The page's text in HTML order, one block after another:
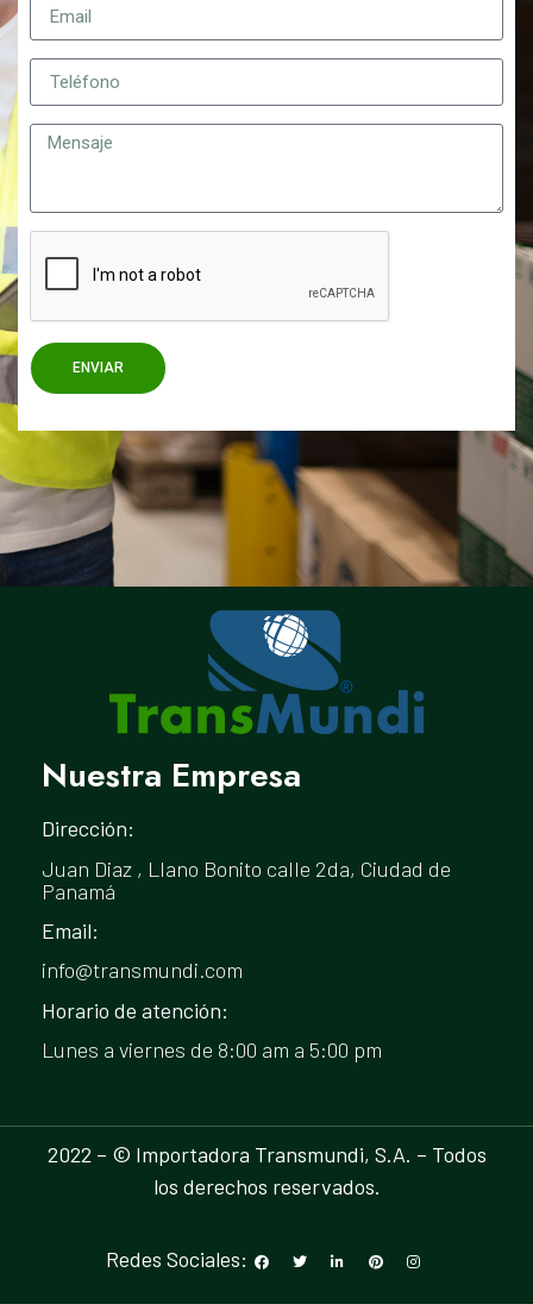
ENVIAR
Nuestra Empresa
Dirección:
Juan Diaz , Llano Bonito calle 2da, Ciudad de
Panamá
Email:
info@transmundi.com
Horario de atención:
Lunes a viernes de 8:00 am a 5:00 pm
2022 – © Importadora Transmundi, S.A. – Todos
los derechos reservados.
Redes Sociales: